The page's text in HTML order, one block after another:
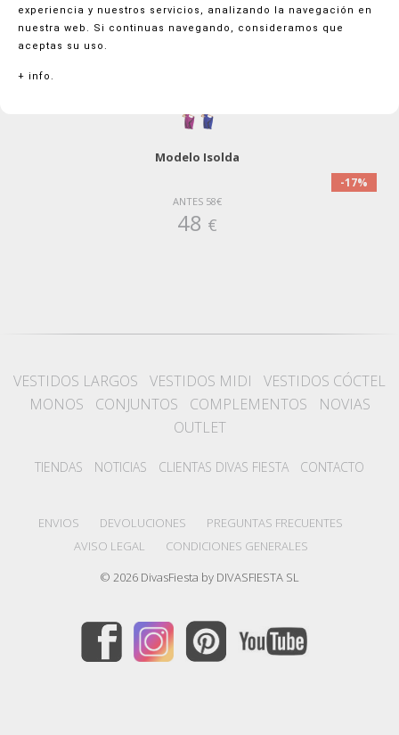
Modelo Isolda
-17%
ANTES 58€
48 €
VESTIDOS LARGOS VESTIDOS MIDI
VESTIDOS CÓCTEL
MONOS
CONJUNTOS COMPLEMENTOS
NOVIAS
OUTLET
TIENDAS NOTICIAS CLIENTAS DIVAS FIESTA CONTACTO
ENVIOS DEVOLUCIONES
PREGUNTAS FRECUENTES
AVISO LEGAL
CONDICIONES GENERALES
© 2026 DivasFiesta by DIVASFIESTA SL
experiencia y nuestros servicios, analizando la navegación en
nuestra web. Si continuas navegando, consideramos que
aceptas su uso.
+ info.